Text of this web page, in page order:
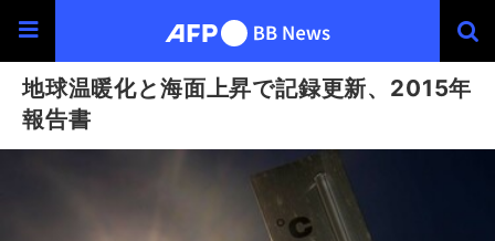
地球温暖化と海面上昇で記録更新、2015年
報告書